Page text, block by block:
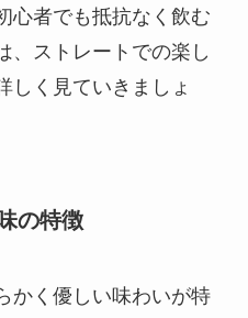
心者でも抵抗なく飲む
、ストレートでの楽し
しく見ていきましょ
の特徴
かく優しい味わいが特